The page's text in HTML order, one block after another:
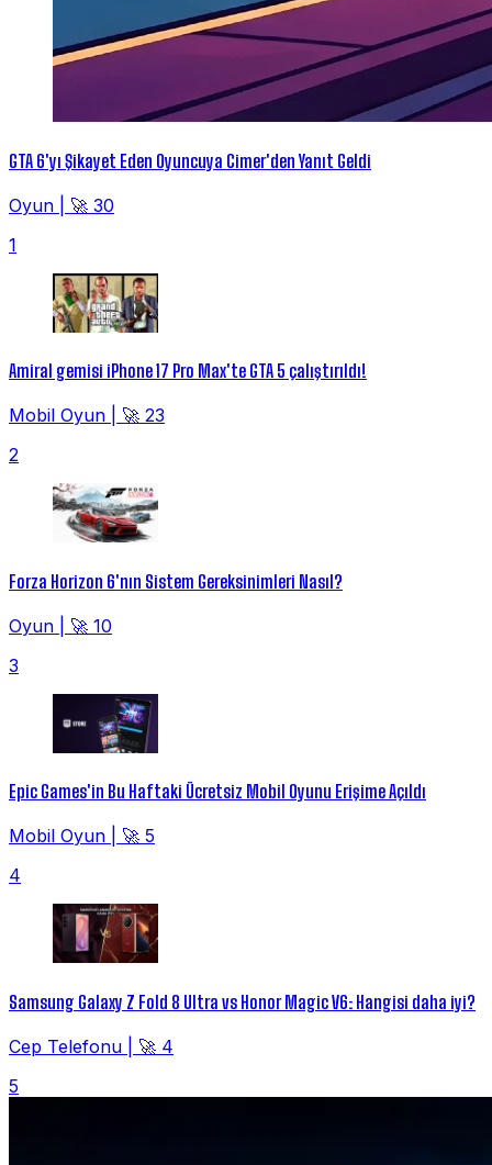
GTA 6'yı Şikayet Eden Oyuncuya Cimer'den Yanıt Geldi
Oyun
🚀 30
1
Amiral gemisi iPhone 17 Pro Max'te GTA 5 çalıştırıldı!
Mobil Oyun
🚀 23
2
Forza Horizon 6'nın Sistem Gereksinimleri Nasıl?
Oyun
🚀 10
3
Epic Games'in Bu Haftaki Ücretsiz Mobil Oyunu Erişime Açıldı
Mobil Oyun
🚀 5
4
Samsung Galaxy Z Fold 8 Ultra vs Honor Magic V6: Hangisi daha iyi?
Cep Telefonu
🚀 4
5